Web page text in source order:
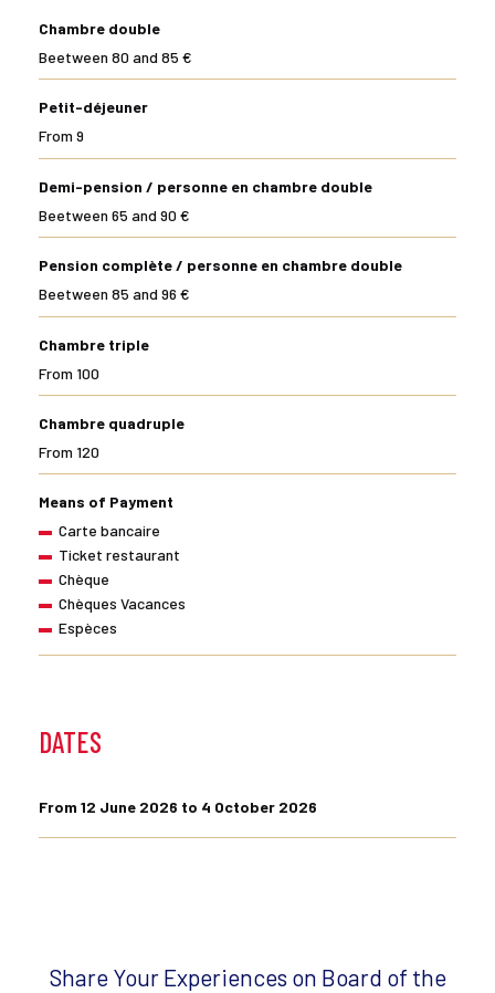
Chambre double
Beetween 80 and 85 €
Petit-déjeuner
From 9
Demi-pension / personne en chambre double
Beetween 65 and 90 €
Pension complète / personne en chambre double
Beetween 85 and 96 €
Chambre triple
From 100
Chambre quadruple
From 120
Means of Payment
Carte bancaire
Ticket restaurant
Chèque
Chèques Vacances
Espèces
DATES
From 12 June 2026 to 4 October 2026
Share Your Experiences on Board of the